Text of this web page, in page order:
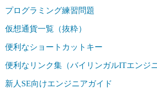
プログラミング練習問題
仮想通貨一覧（抜粋）
便利なショートカットキー
便利なリンク集（バイリンガルITエンジ
新人SE向けエンジニアガイド